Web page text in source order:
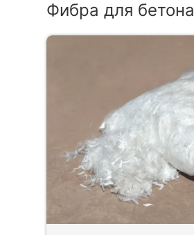
Фибра для бетона